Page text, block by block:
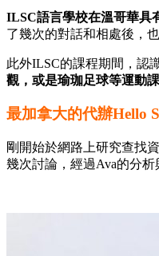
ILSC語言學校在溫哥華具
了幾次的對話和相處後，
此外ILSC的課程期間，認
觀，或是瑜珈足球等運動
最加拿大的代辦Hello
剛開始於網路上研究查找資
幾次討論，經過Ava的分